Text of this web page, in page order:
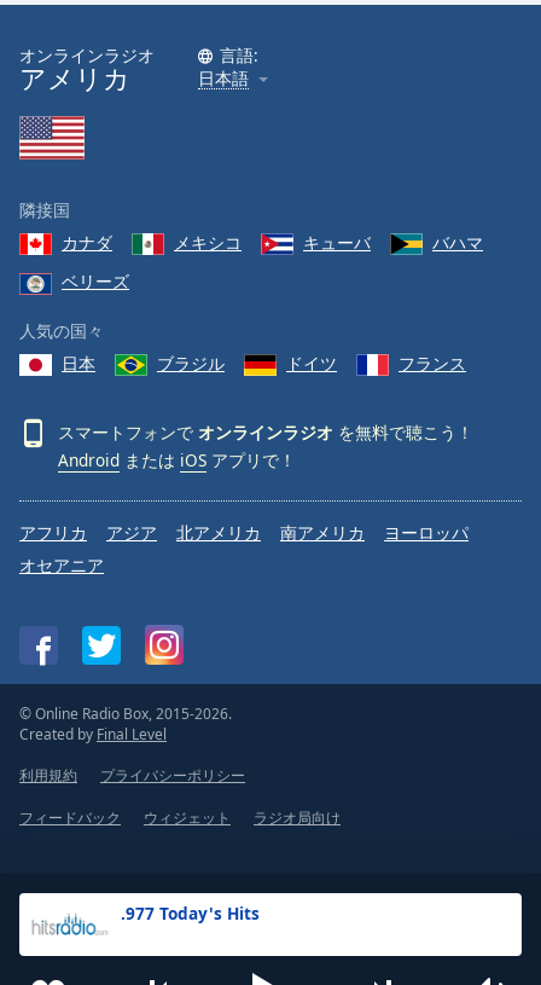
.977 Today's Hits
オンラインラジオ
アメリカ
言語:
日本語
隣接国
カナダ
メキシコ キューバ
バハマ
ベリーズ
人気の国々
日本
ブラジル ドイツ フランス
スマートフォンで オンラインラジオ を無料で聴こう！
Android または iOS アプリで！
アフリカ アジア 北アメリカ 南アメリカ
ヨーロッパ
オセアニア
© Online Radio Box, 2015-2026.
Created by Final Level
利用規約
プライバシーポリシー
フィードバック ウィジェット ラジオ局向け